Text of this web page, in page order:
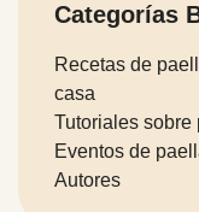
Categorías
Recetas de
casa
Tutoriales sobre
Eventos de
Autores